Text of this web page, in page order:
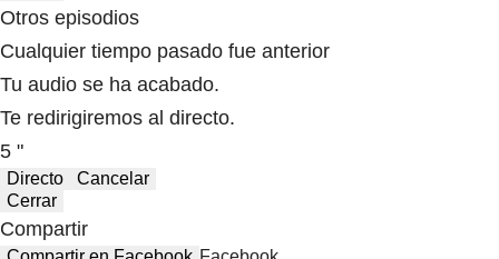
Otros episodios
Cualquier tiempo pasado fue anterior
Tu audio se ha acabado.
Te redirigiremos al directo.
5 "
Directo
Cancelar
Cerrar
Compartir